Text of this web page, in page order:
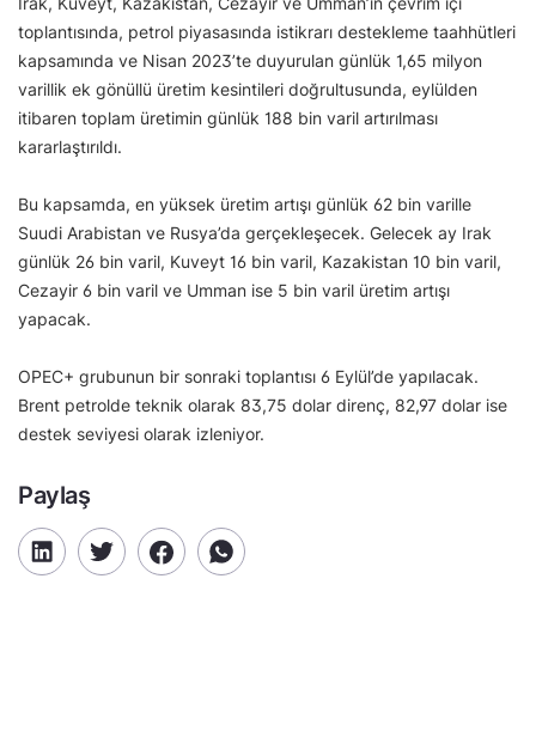
toplantısında, petrol piyasasında istikrarı destekleme taahhütleri
kapsamında ve Nisan 2023’te duyurulan günlük 1,65 milyon
varillik ek gönüllü üretim kesintileri doğrultusunda, eylülden
itibaren toplam üretimin günlük 188 bin varil artırılması
kararlaştırıldı.
Bu kapsamda, en yüksek üretim artışı günlük 62 bin varille
Suudi Arabistan ve Rusya’da gerçekleşecek. Gelecek ay Irak
günlük 26 bin varil, Kuveyt 16 bin varil, Kazakistan 10 bin varil,
Cezayir 6 bin varil ve Umman ise 5 bin varil üretim artışı
yapacak.
OPEC+ grubunun bir sonraki toplantısı 6 Eylül’de yapılacak.
Brent petrolde teknik olarak 83,75 dolar direnç, 82,97 dolar ise
destek seviyesi olarak izleniyor.
Paylaş